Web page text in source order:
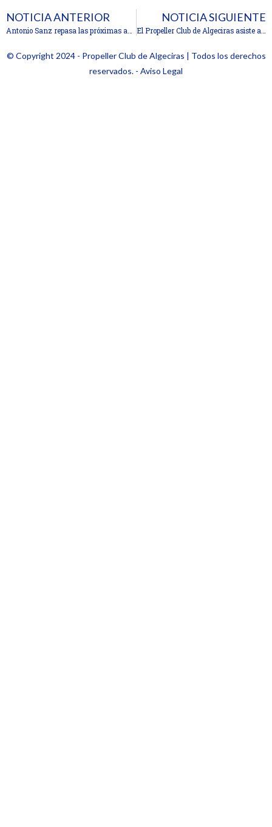
NOTICIA ANTERIOR
Antonio Sanz repasa las próximas actuaciones de la Junta en el Campo de Gibraltar
NOTICIA SIGUIENTE
El Propeller Club de Algeciras asiste al acto por el 30 aniversario del Propeller Club de Barcelona
© Copyright 2024 - Propeller Club de Algeciras | Todos los derechos
reservados. - Aviso Legal